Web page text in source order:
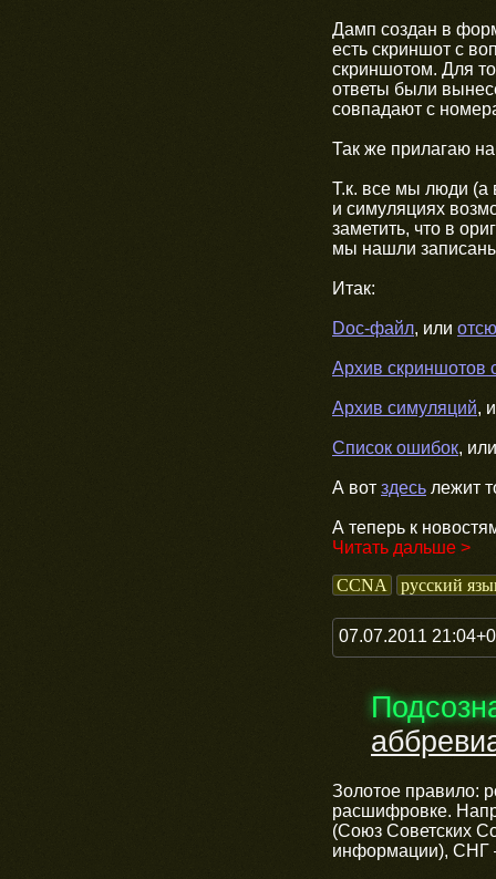
Дамп создан в
есть скриншот с
скриншотом. Для
ответы были
совпадают с
Так же прилагаю
Т.к. все мы люди (а
и симуляциях
заметить, что в
мы нашли
Итак:
Doc-файл, или
Архив скриншотов
Архив симуляций,
Список ошибок,
А вот здесь лежит
А теперь к
Читать дальше >
CCNA
русский
07.07.2011
Золотое правило:
расшифровке.
(Союз Советских
информации), СНГ